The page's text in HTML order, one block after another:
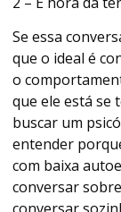
Se essa
que o ideal é
o
que ele está se
buscar um
entender
com baixa
conversar